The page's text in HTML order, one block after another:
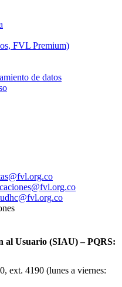
FVL Premium)
de datos
al Usuario (SIAU) – PQRS:
ext. 4190 (lunes a viernes: